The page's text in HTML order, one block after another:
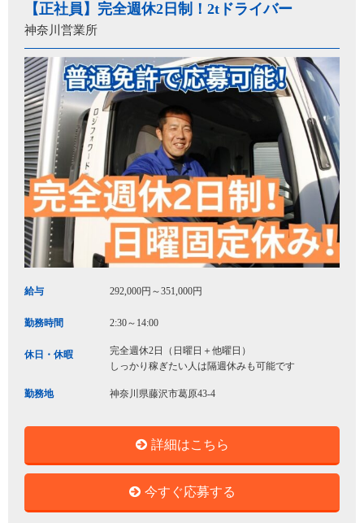
【正社員】完全週休2日制！2tドライバー
神奈川営業所
給与 292,000円～351,000円
勤務時間 2:30～14:00
休日・休暇
完全週休2日（日曜日＋他曜日）
しっかり稼ぎたい人は隔週休みも可能です
勤務地 神奈川県藤沢市葛原43-4
詳細はこちら
今すぐ応募する